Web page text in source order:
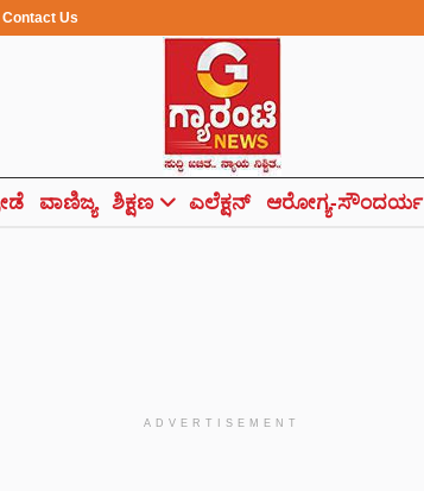
Contact Us
ವಾಣಿಜ್ಯ ಶಿಕ್ಷಣ ಎಲೆಕ್ಷನ್ ಆರೋಗ್ಯ-ಸೌಂದರ್ಯ
ADVERTISEMENT